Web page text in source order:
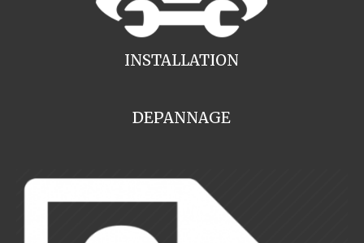
INSTALLATION
DEPANNAGE